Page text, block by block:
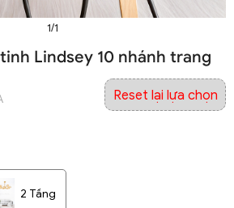
1/1
Lindsey 10 nhánh trang
2 Tầng
Reset lại lựa chọn